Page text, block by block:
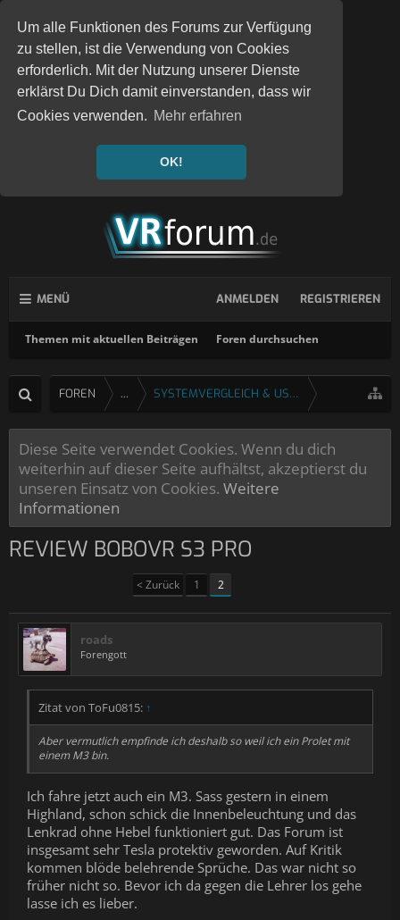
Um alle Funktionen des Forums zur Verfügung
zu stellen, ist die Verwendung von Cookies
erforderlich. Mit der Nutzung unserer Dienste
erklärst Du Dich damit einverstanden, dass wir
Cookies verwenden. Mehr erfahren
OK!
MENÜ
Themen mit aktuellen Beiträgen Foren durchsuchen
ANMELDEN REGISTRIEREN
FOREN ... SYSTEMVERGLEICH & USERTESTS
Diese Seite verwendet Cookies. Wenn du dich
weiterhin auf dieser Seite aufhältst, akzeptierst du
unseren Einsatz von Cookies. Weitere
Informationen
REVIEW BOBOVR S3 PRO
< Zurück 1 2
roads
Forengott
Zitat von ToFu0815: ↑
Aber vermutlich empfinde ich deshalb so weil ich ein Prolet mit
einem M3 bin.
Ich fahre jetzt auch ein M3. Sass gestern in einem
Highland, schon schick die Innenbeleuchtung und das
Lenkrad ohne Hebel funktioniert gut. Das Forum ist
insgesamt sehr Tesla protektiv geworden. Auf Kritik
kommen blöde belehrende Sprüche. Das war nicht so
früher nicht so. Bevor ich da gegen die Lehrer los gehe
lasse ich es lieber.